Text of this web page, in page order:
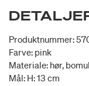
Produktnummer:
Farve: pink
Materiale: hør,
Mål: H: 13 cm